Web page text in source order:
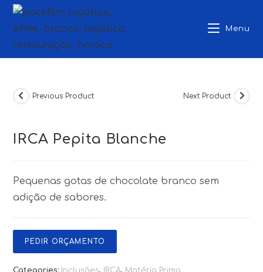
Skip
Menu
Previous Product Next Product
IRCA Pepita Blanche
Pequenas gotas de chocolate branco sem
adição de sabores.
PEDIR ORÇAMENTO
Categories: Inclusões, IRCA, Matéria Prima